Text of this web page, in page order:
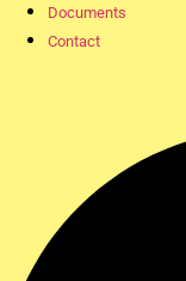
Documents
Contact